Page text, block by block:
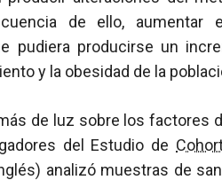
de ello, aumentar
pudiera producirse un
y la obesidad de la
de luz sobre los factores
del Estudio de
analizó muestras de